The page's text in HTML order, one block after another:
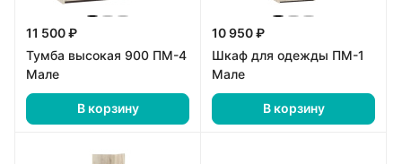
11 500 ₽
Тумба высокая 900 ПМ-4
Мале
В корзину
10 950 ₽
Шкаф для одежды ПМ-1
Мале
В корзину